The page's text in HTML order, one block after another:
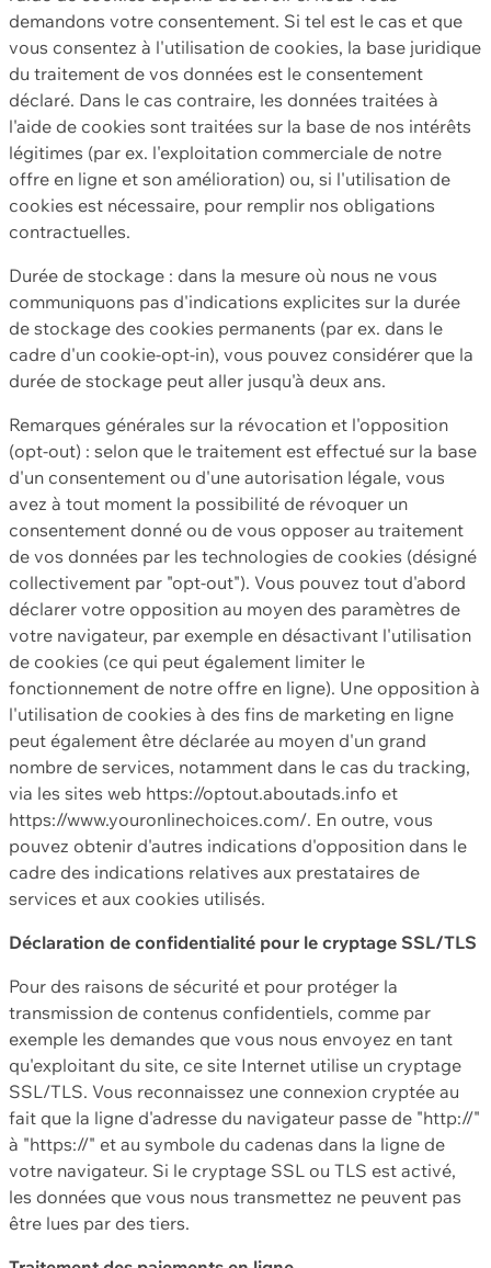
demandons votre consentement. Si tel est le cas et que
vous consentez à l'utilisation de cookies, la base juridique
du traitement de vos données est le consentement
déclaré. Dans le cas contraire, les données traitées à
l'aide de cookies sont traitées sur la base de nos intérêts
légitimes (par ex. l'exploitation commerciale de notre
offre en ligne et son amélioration) ou, si l'utilisation de
cookies est nécessaire, pour remplir nos obligations
contractuelles.
Durée de stockage : dans la mesure où nous ne vous
communiquons pas d'indications explicites sur la durée
de stockage des cookies permanents (par ex. dans le
cadre d'un cookie-opt-in), vous pouvez considérer que la
durée de stockage peut aller jusqu'à deux ans.
Remarques générales sur la révocation et l'opposition
(opt-out) : selon que le traitement est effectué sur la base
d'un consentement ou d'une autorisation légale, vous
avez à tout moment la possibilité de révoquer un
consentement donné ou de vous opposer au traitement
de vos données par les technologies de cookies (désigné
collectivement par "opt-out"). Vous pouvez tout d'abord
déclarer votre opposition au moyen des paramètres de
votre navigateur, par exemple en désactivant l'utilisation
de cookies (ce qui peut également limiter le
fonctionnement de notre offre en ligne). Une opposition à
l'utilisation de cookies à des fins de marketing en ligne
peut également être déclarée au moyen d'un grand
nombre de services, notamment dans le cas du tracking,
via les sites web https://optout.aboutads.info et
https://www.youronlinechoices.com/. En outre, vous
pouvez obtenir d'autres indications d'opposition dans le
cadre des indications relatives aux prestataires de
services et aux cookies utilisés.
Déclaration de confidentialité pour le cryptage SSL/TLS
Pour des raisons de sécurité et pour protéger la
transmission de contenus confidentiels, comme par
exemple les demandes que vous nous envoyez en tant
qu'exploitant du site, ce site Internet utilise un cryptage
SSL/TLS. Vous reconnaissez une connexion cryptée au
fait que la ligne d'adresse du navigateur passe de "http://"
à "https://" et au symbole du cadenas dans la ligne de
votre navigateur. Si le cryptage SSL ou TLS est activé,
les données que vous nous transmettez ne peuvent pas
être lues par des tiers.